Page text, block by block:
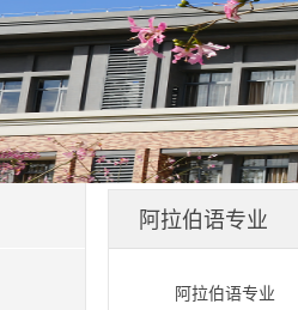
阿拉伯语专业
阿拉伯语专业